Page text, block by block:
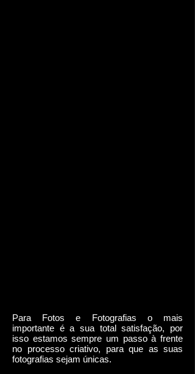
Para Fotos e Fotografias o mais
importante é a sua total satisfação, por
isso estamos sempre um passo à frente
no processo criativo, para que as suas
fotografias sejam únicas.